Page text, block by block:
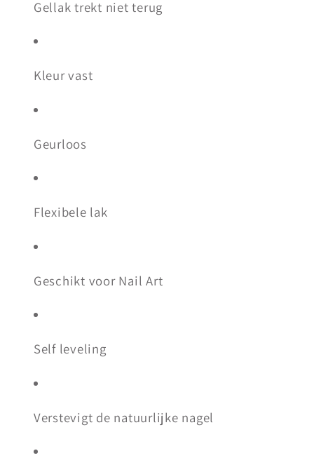
Gellak trekt niet terug
Kleur vast
Geurloos
Flexibele lak
Geschikt voor Nail Art
Self leveling
Verstevigt de natuurlijke nagel